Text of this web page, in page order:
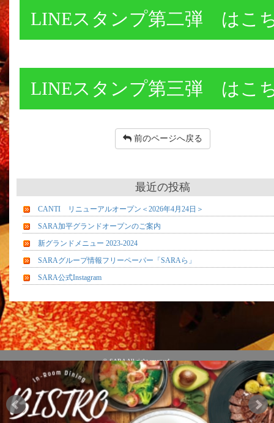
前のページへ戻る
最近の投稿
CANTI リニューアルオープン＜2026年4月24日＞
SARA加平グランドオープンのご案内
新グランドメニュー 2023-2024
SARAグループ情報フリーペーパー「SARAら」
SARA公式Instagram
© SARA All right reserved.
運営：株式会社クロスディ CROSS-D Inc.